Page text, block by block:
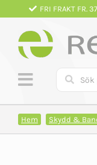
Fortsätt
innehållet
FRI FRAKT FR.
Hem Skydd &